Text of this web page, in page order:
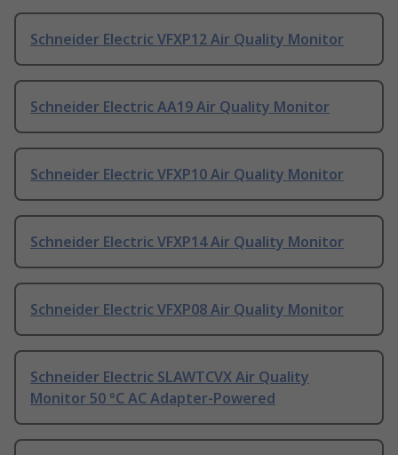
Schneider Electric VFXP12 Air Quality Monitor
Schneider Electric AA19 Air Quality Monitor
Schneider Electric VFXP10 Air Quality Monitor
Schneider Electric VFXP14 Air Quality Monitor
Schneider Electric VFXP08 Air Quality Monitor
Schneider Electric SLAWTCVX Air Quality
Monitor 50 °C AC Adapter-Powered